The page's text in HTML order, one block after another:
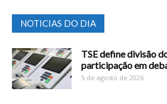
NOTICIAS DO DIA
TSE define divisão
participação em
5 de agosto de 2026